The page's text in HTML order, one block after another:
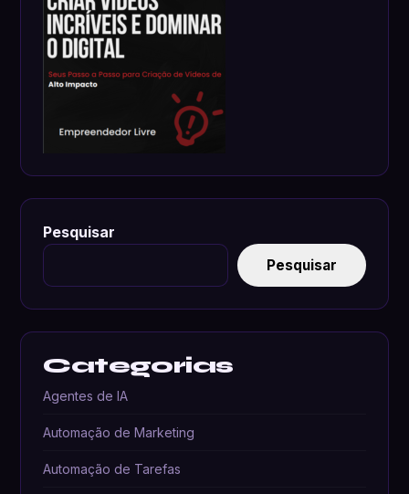
Pesquisar
Pesquisar
Categorias
Agentes de IA
Automação de Marketing
Automação de Tarefas